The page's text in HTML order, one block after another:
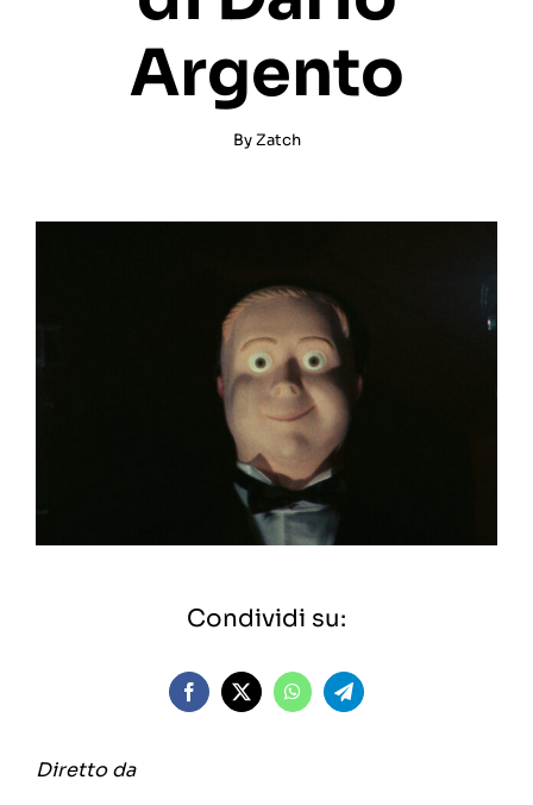
Argento
ByZatch
Condividi su:
Diretto da